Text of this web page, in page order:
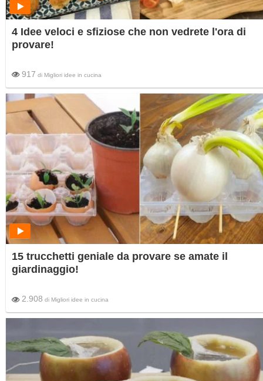
4 Idee veloci e sfiziose che non vedrete l'ora di
provare!
917 di Migliori idee in cucina
15 trucchetti geniale da provare se amate il
giardinaggio!
2.908 di Migliori idee in cucina